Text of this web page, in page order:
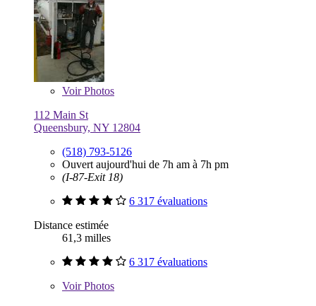
VoirPhotos
112 Main St
Queensbury, NY 12804
(518) 793-5126
Ouvert aujourd'hui de 7h am à 7h pm
(I-87-Exit 18)
6 317 évaluations
Distance estimée
61,3 milles
6 317 évaluations
VoirPhotos